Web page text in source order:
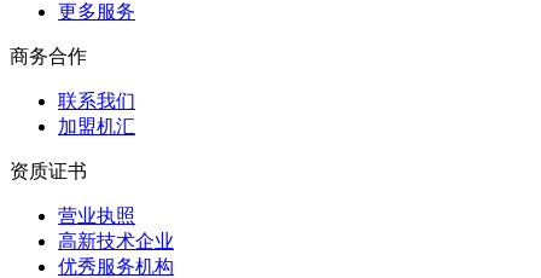
更多服务
商务合作
联系我们
加盟机汇
资质证书
营业执照
高新技术企业
优秀服务机构